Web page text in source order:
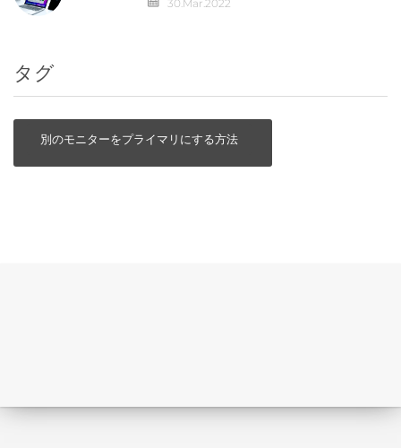
30.Mar.2022
タグ
別のモニターをプライマリにする方法